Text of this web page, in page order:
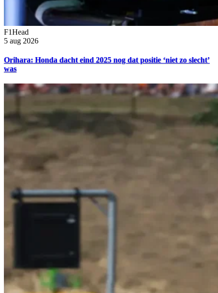
F1Head
5 aug 2026
Orihara: Honda dacht eind 2025 nog dat positie ‘niet zo slecht’
was